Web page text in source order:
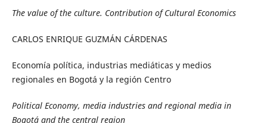
The value of the culture. Contribution of Cultural Economics
CARLOS ENRIQUE GUZMÁN CÁRDENAS
Economía política, industrias mediáticas y medios
regionales en Bogotá y la región Centro
Political Economy, media industries and regional media in
Bogotá and the central region